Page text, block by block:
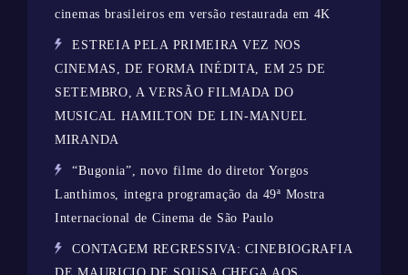
cinemas brasileiros em versão restaurada em 4K
ESTREIA PELA PRIMEIRA VEZ NOS
CINEMAS, DE FORMA INÉDITA, EM 25 DE
SETEMBRO, A VERSÃO FILMADA DO
MUSICAL HAMILTON DE LIN-MANUEL
MIRANDA
“Bugonia”, novo filme do diretor Yorgos
Lanthimos, integra programação da 49ª Mostra
Internacional de Cinema de São Paulo
CONTAGEM REGRESSIVA: CINEBIOGRAFIA